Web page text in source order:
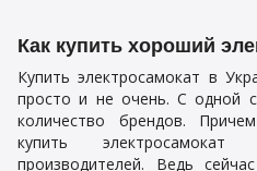
Как купить хороший
Купить электросамокат в
просто и не очень. С одной
количество брендов.
купить
производителей. Ведь